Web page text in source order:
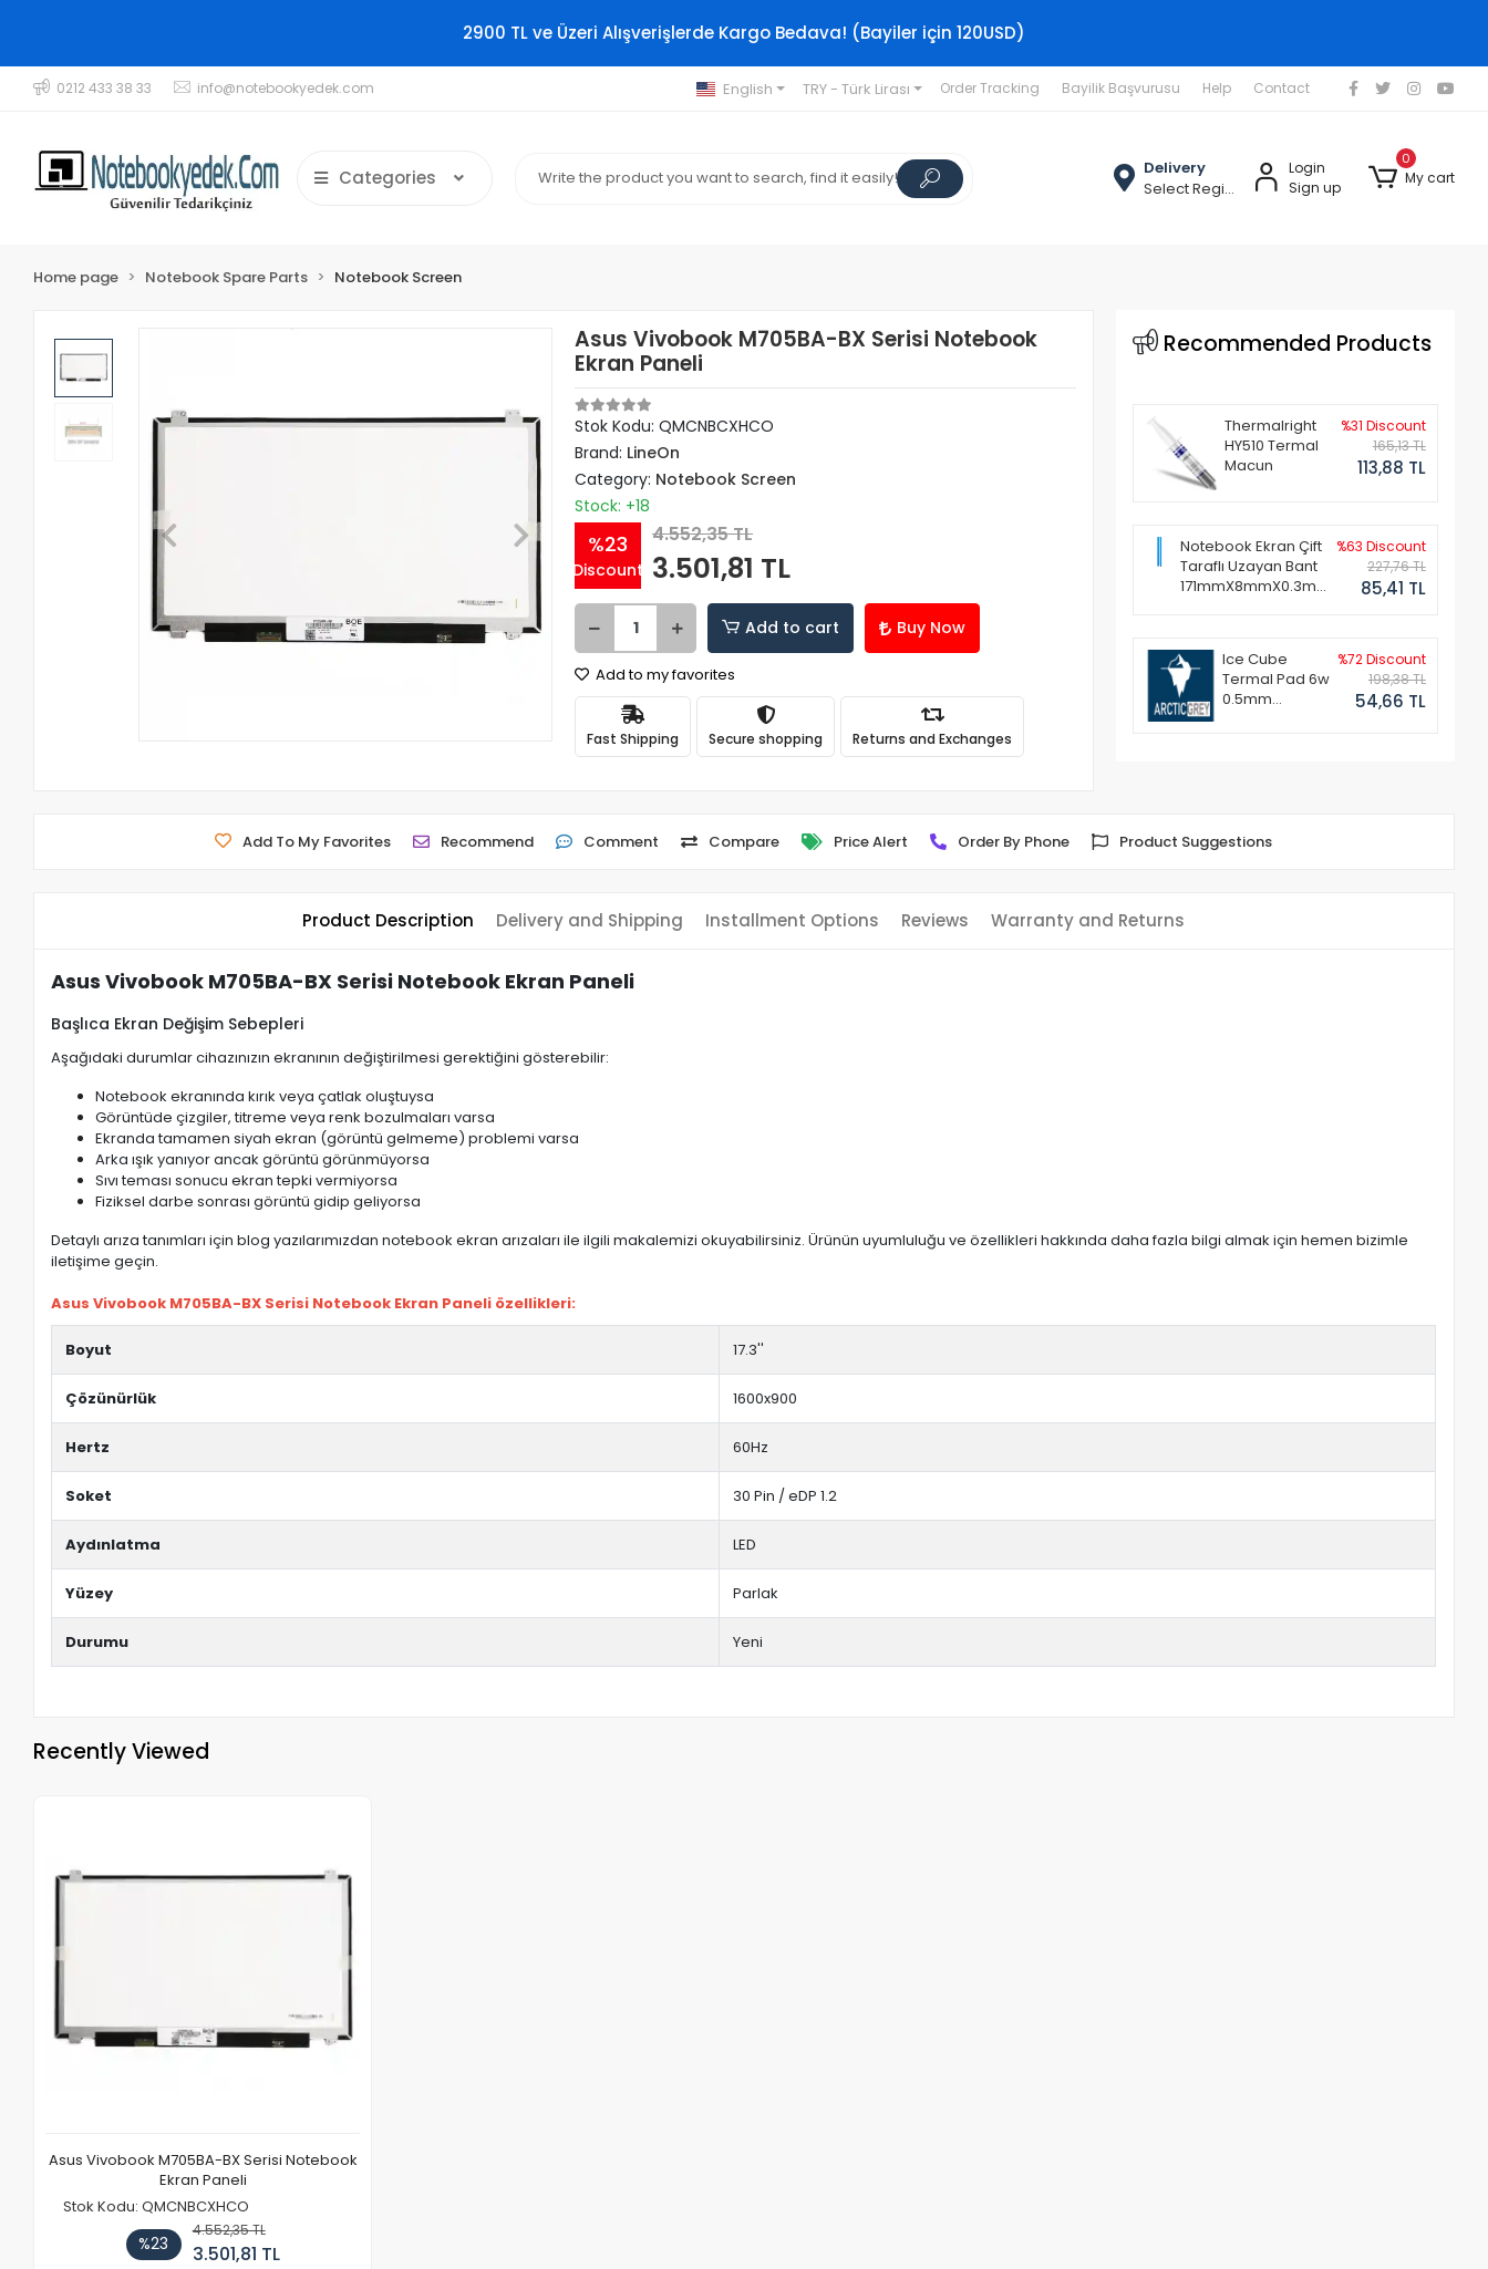
2900 TL ve Üzeri Alışverişlerde Kargo Bedava! (Bayiler için 120USD)
0212 433 38 33 info@notebookyedek.com English TRY - Türk Lirası Order Tracking Bayilik Başvurusu Help Contact
Categories
Delivery
Select Region
Login
Sign up
0
My cart
Home page Notebook Spare Parts Notebook Screen
Asus Vivobook M705BA-BX Serisi Notebook
Ekran Paneli
Stok Kodu: QMCNBCXHCO
Brand: LineOn
Category: Notebook Screen
Stock: +18
%23
Discount
4.552,35 TL
3.501,81 TL
Add to cart Buy Now
Add to my favorites
Fast Shipping Secure shopping Returns and Exchanges
Recommended Products
Thermalright
HY510 Termal
Macun
%31 Discount
165,13 TL
113,88 TL
Notebook Ekran Çift
Taraflı Uzayan Bant
171mmX8mmX0.3mm
%63 Discount
227,76 TL
85,41 TL
Ice Cube
Termal Pad 6w
0.5mm
%72 Discount
198,38 TL
54,66 TL
Add To My Favorites Recommend Comment Compare Price Alert Order By Phone Product Suggestions
Product Description Delivery and Shipping Installment Options Reviews Warranty and Returns
Asus Vivobook M705BA-BX Serisi Notebook Ekran Paneli
Başlıca Ekran Değişim Sebepleri
Aşağıdaki durumlar cihazınızın ekranının değiştirilmesi gerektiğini gösterebilir:
Notebook ekranında kırık veya çatlak oluştuysa
Görüntüde çizgiler, titreme veya renk bozulmaları varsa
Ekranda tamamen siyah ekran (görüntü gelmeme) problemi varsa
Arka ışık yanıyor ancak görüntü görünmüyorsa
Sıvı teması sonucu ekran tepki vermiyorsa
Fiziksel darbe sonrası görüntü gidip geliyorsa
Detaylı arıza tanımları için blog yazılarımızdan notebook ekran arızaları ile ilgili makalemizi okuyabilirsiniz. Ürünün uyumluluğu ve özellikleri hakkında daha fazla bilgi almak için hemen bizimle
iletişime geçin.
Asus Vivobook M705BA-BX Serisi Notebook Ekran Paneli özellikleri:
Boyut 17.3''
Çözünürlük 1600x900
Hertz 60Hz
Soket 30 Pin / eDP 1.2
Aydınlatma LED
Yüzey Parlak
Durumu Yeni
Recently Viewed
Asus Vivobook M705BA-BX Serisi Notebook
Ekran Paneli
Stok Kodu: QMCNBCXHCO
%23
4.552,35 TL
3.501,81 TL